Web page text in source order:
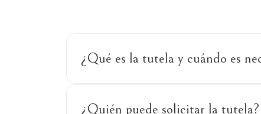
¿Qué es la tutela y cuándo es
¿Quién puede solicitar la tutela?